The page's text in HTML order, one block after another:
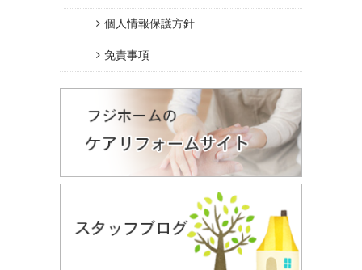
個人情報保護方針
免責事項